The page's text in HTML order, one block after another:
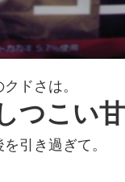
ドさは。
つこい
引き過ぎて。